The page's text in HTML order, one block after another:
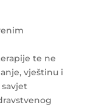
te ne
vještinu i